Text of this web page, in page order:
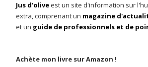
Jus d'oliveest un site d'information sur
extra, comprenant un magazine
et un guide de professionnels et de
Achète mon livre sur Amazon !